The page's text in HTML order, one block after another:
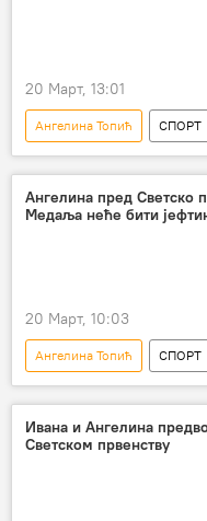
20 Март, 13:01
Ангелина Топић СПОРТ
Спорт
Остали
Ангелина пред Светско
Медаља неће бити
20 Март, 10:03
Ангелина Топић СПОРТ
Спорт
Остали
Ивана и Ангелина
Светском првенству